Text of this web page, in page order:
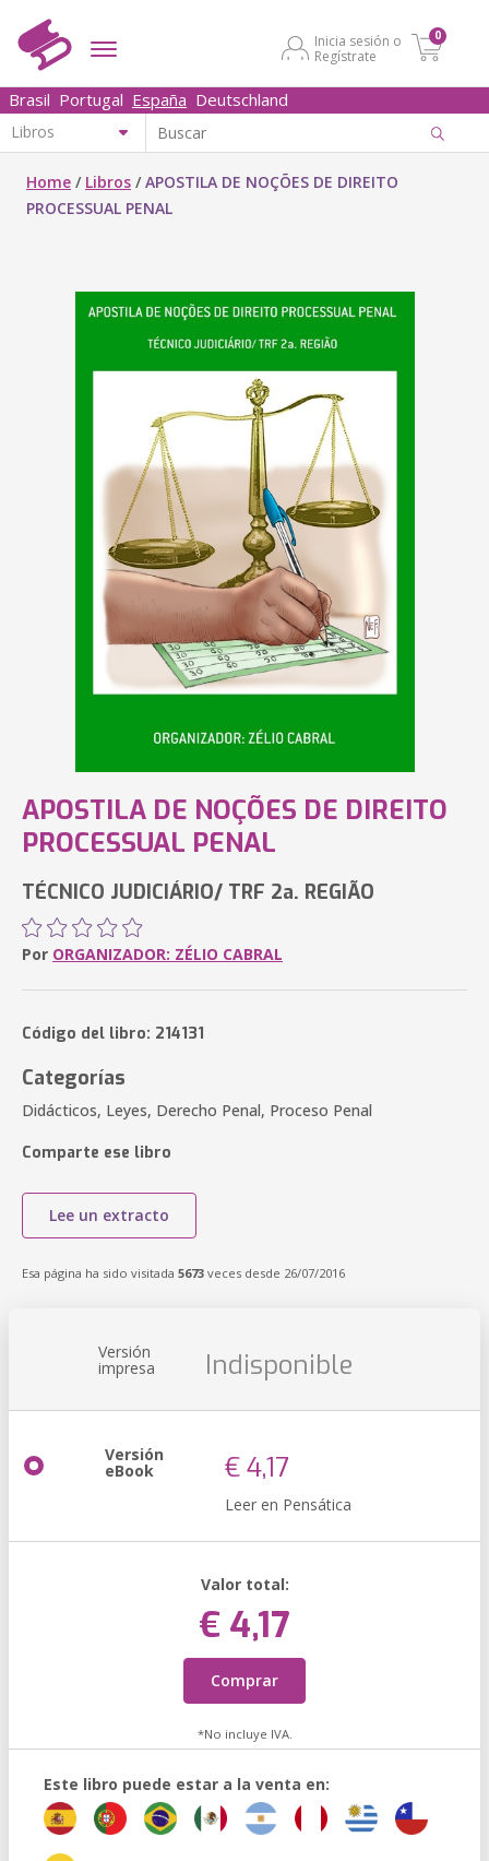
Inicia sesión o
Regístrate
0
Brasil Portugal España Deutschland
Home / Libros /APOSTILA DE NOÇÕES DE DIREITO
PROCESSUAL PENAL
APOSTILA DE NOÇÕES DE DIREITO
PROCESSUAL PENAL
TÉCNICO JUDICIÁRIO/ TRF 2a. REGIÃO
Por ORGANIZADOR: ZÉLIO CABRAL
Código del libro: 214131
Categorías
Didácticos, Leyes, Derecho Penal, Proceso Penal
Comparte ese libro
Lee un extracto
Esa página ha sido visitada 5673 veces desde 26/07/2016
Versión
impresa Indisponible
Versión
eBook € 4,17
Leer en Pensática
Valor total:
€ 4,17
Comprar
*No incluye IVA.
Este libro puede estar a la venta en: